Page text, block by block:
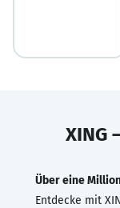
XING
Über eine
Entdecke mit